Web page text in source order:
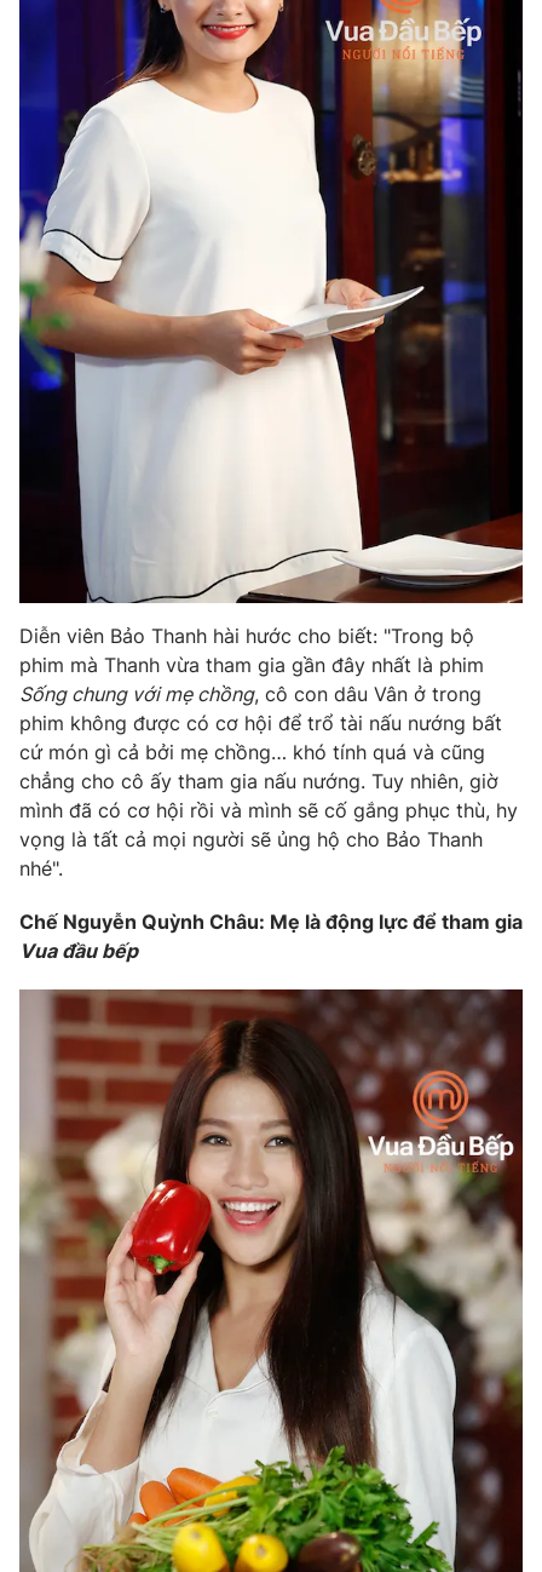
Thị trường
Lịch phát sóng
Chuyên mục khác
Emagazine Podcast
Photo Infographic
Video Shorts video
VTV Money VTV Thể thao
VTV Sức khoẻ Bất động sản
Thị trường 24h Tấm lòng Việt
Vươn mình bằng AI
VTV9 VTV8
Liên hệ tòa soạn English
THỜI BÁO VTV
Theo dõi báo trên
Cơ quan chủ quản:Đài Truyền hình Việt Nam
Cơ quan báo chí:Thời báo VTV
Giấy phép hoạt động báo in và báo điện tử số 483/GP-BTTTT
cấp ngày 29/12/2023
Tổng Biên tập: Vũ Thanh Thủy
Phó Tổng Biên tập:
Nguyễn Thị Mỹ Hạnh, Phạm Quốc Thắng,
Nguyễn Trọng Ninh
Tổng đài VTV:024.38 355 931 - 024.38 355 932
Ðiện thoại Thời báo VTV:024.66 897 897
toasoan@vtv.vn
Liên hệ quảng cáo:024-7300.7108
Diễn viên Bảo Thanh hài hước cho biết: "Trong bộ
phim mà Thanh vừa tham gia gần đây nhất là phim
Sống chung với mẹ chồng, cô con dâu Vân ở trong
phim không được có cơ hội để trổ tài nấu nướng bất
cứ món gì cả bởi mẹ chồng… khó tính quá và cũng
chẳng cho cô ấy tham gia nấu nướng. Tuy nhiên, giờ
mình đã có cơ hội rồi và mình sẽ cố gắng phục thù, hy
vọng là tất cả mọi người sẽ ủng hộ cho Bảo Thanh
nhé".
Chế Nguyễn Quỳnh Châu: Mẹ là động lực để tham gia
Vua đầu bếp